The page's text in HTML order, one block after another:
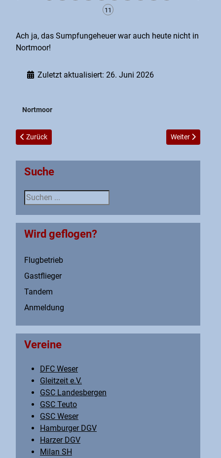
11
Ach ja, das Sumpfungeheuer war auch heute nicht in
Nortmoor!
Zuletzt aktualisiert: 26. Juni 2026
Nortmoor
Vorheriger Beitrag: Fliegen reverse 24.10.15
Zurück Nächster
Weiter
Suche
Suche
Wird geflogen?
Flugbetrieb
Gastflieger
Tandem
Anmeldung
Vereine
DFC Weser
Gleitzeit e.V.
GSC Landesbergen
GSC Teuto
GSC Weser
Hamburger DGV
Harzer DGV
Milan SH